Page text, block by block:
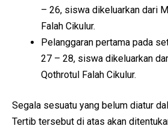
– 26, siswa dikeluarkan dari
Falah Cikulur.
Pelanggaran pertama pada
27 – 28, siswa dikeluarkan
Qothrotul Falah Cikulur.
Segala sesuatu yang belum diatur
Tertib tersebut di atas akan